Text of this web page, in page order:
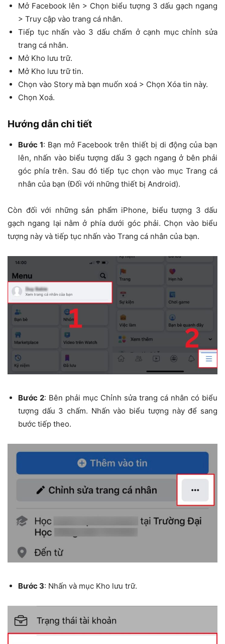
Mở Facebook lên > Chọn biểu tượng 3 dấu gạch ngang
> Truy cập vào trang cá nhân.
Tiếp tục nhấn vào 3 dấu chấm ở cạnh mục chỉnh sửa
trang cá nhân.
Mở Kho lưu trữ.
Mở Kho lưu trữ tin.
Chọn vào Story mà bạn muốn xoá > Chọn Xóa tin này.
Chọn Xoá.
Hướng dẫn chi tiết
Bước 1: Bạn mở Facebook trên thiết bị di động của bạn
lên, nhấn vào biểu tượng dấu 3 gạch ngang ở bên phải
góc phía trên. Sau đó tiếp tục chọn vào mục Trang cá
nhân của bạn (Đối với những thiết bị Android).
Còn đối với những sản phẩm iPhone, biểu tượng 3 dấu
gạch ngang lại nằm ở phía dưới góc phải. Chọn vào biểu
tượng này và tiếp tục nhấn vào Trang cá nhân của bạn.
Bước 2: Bên phải mục Chỉnh sửa trang cá nhân có biểu
tượng dấu 3 chấm. Nhấn vào biểu tượng này để sang
bước tiếp theo.
Bước 3: Nhấn và mục Kho lưu trữ.